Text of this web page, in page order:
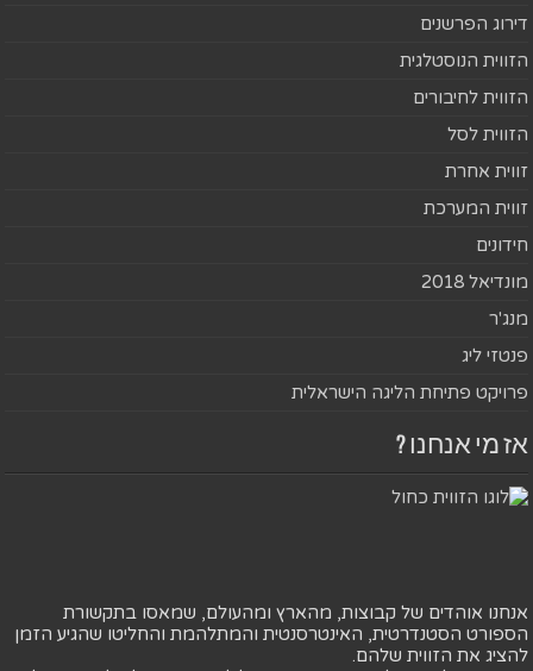
דירוג הפרשנים
הזווית הנוסטלגית
הזווית לחיבורים
הזווית לסל
זווית אחרת
זווית המערכת
חידונים
מונדיאל 2018
מנג'ר
פנטזי ליג
פרויקט פתיחת הליגה הישראלית
אז מי אנחנו ?
אנחנו אוהדים של קבוצות, מהארץ ומהעולם, שמאסו בתקשורת
הספורט הסטנדרטית, האינטרסנטית והמתלהמת והחליטו שהגיע הזמן
להציג את הזווית שלהם.